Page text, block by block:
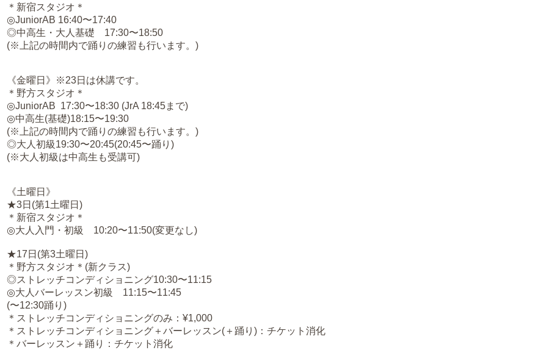
＊新宿スタジオ＊
◎JuniorAB 16:40〜17:40
◎中高生・大人基礎 17:30〜18:50
(※上記の時間内で踊りの練習も行います。)
《金曜日》※23日は休講です。
＊野方スタジオ＊
◎JuniorAB 17:30〜18:30 (JrA 18:45まで)
◎中高生(基礎)18:15〜19:30
(※上記の時間内で踊りの練習も行います。)
◎大人初級19:30〜20:45(20:45〜踊り)
(※大人初級は中高生も受講可)
《土曜日》
★3日(第1土曜日)
＊新宿スタジオ＊
◎大人入門・初級 10:20〜11:50(変更なし)
★17日(第3土曜日)
＊野方スタジオ＊(新クラス)
◎ストレッチコンディショニング10:30〜11:15
◎大人バーレッスン初級 11:15〜11:45
(〜12:30踊り)
＊ストレッチコンディショニングのみ：¥1,000
＊ストレッチコンディショニング＋バーレッスン(＋踊り)：チケット消化
＊バーレッスン＋踊り：チケット消化